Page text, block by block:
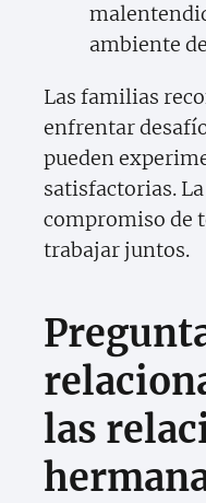
ambiente
Las familias
enfrentar
pueden
satisfactorias.
compromiso de
trabajar juntos.
las